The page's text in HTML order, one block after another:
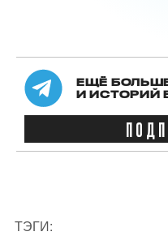
ЕЩЁ
И ИСТОРИЙ В
ТЭГИ: